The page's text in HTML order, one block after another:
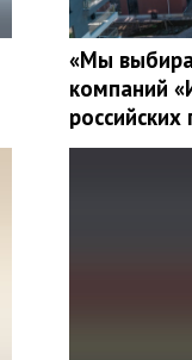
«Мы
компаний